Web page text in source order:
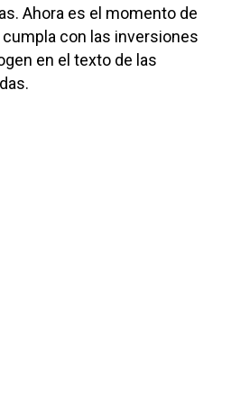
Ahora es el momento de
con las inversiones
en el texto de las